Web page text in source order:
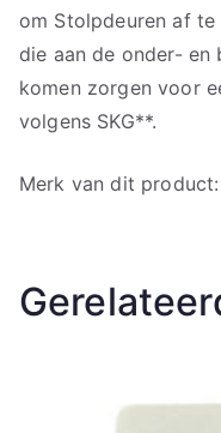
om Stolpdeuren af te
die aan de onder- en
komen zorgen voor
volgens SKG**.
Merk van dit product: